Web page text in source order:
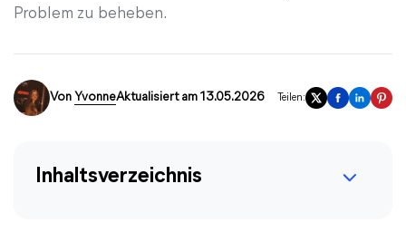
Problem zu beheben.
Von YvonneAktualisiert am 13.05.2026 Teilen:
Inhaltsverzeichnis